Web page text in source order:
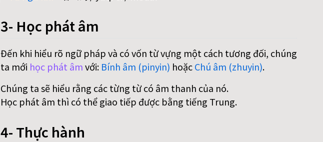
3- Học phát âm
Đến khi hiểu rõ ngữ pháp và có vốn từ vựng một cách tương đối, chúng
ta mới học phát âmvới: Bính âm (pinyin) hoặcChú âm (zhuyin).
Chúng ta sẽ hiểu rằng các từng từ có âm thanh của nó.
Học phát âm thì có thể giao tiếp được bằng tiếng Trung.
4- Thực hành